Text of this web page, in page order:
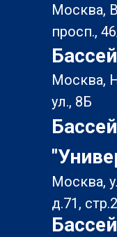
Москва,
просп.,
Москва,
ул., 8Б
Москва,
д.71, стр.2